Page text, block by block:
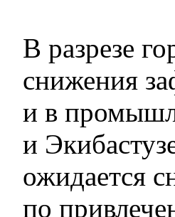
В разрезе
снижения
и в
и
ожидается
по